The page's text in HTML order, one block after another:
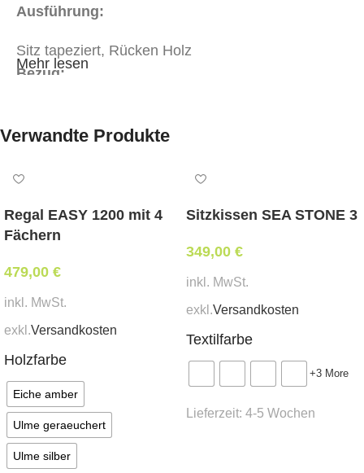
Ausführung:
Sitz tapeziert, Rücken Holz
Bezug:
MER-1
MER-2
tapeziert mit Ihrem beigestelltem Eigenbezug*
Produktbild mit Rücken tapeziert
Abmessungen:
Breite 54 cm, Tiefe 54 cm, Sitzhöhe 49 cm,
Mindestbestellmenge:
10 Stk.
Stoffbedarf:
(für Weißpolsterung / beigestellten
Bezug)
0,6 lfm
Mehr lesen
Verwandte Produkte
Regal EASY 1200 mit 4
Fächern
479,00 €
inkl. MwSt.
exkl.Versandkosten
Holzfarbe
Eiche amber
Ulme geraeuchert
Ulme silber
Sitzkissen SEA STONE 3
349,00 €
inkl. MwSt.
exkl.Versandkosten
Textilfarbe
+3 More
Lieferzeit: 4-5 Wochen